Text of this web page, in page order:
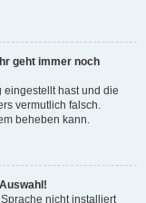
geht immer noch
eingestellt hast und die
vermutlich falsch.
beheben kann.
nicht installiert